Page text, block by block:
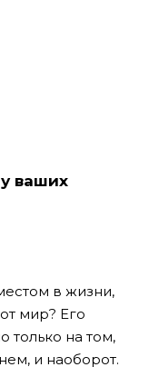
у ваших
в жизни,
мир? Его
только на том,
и наоборот.